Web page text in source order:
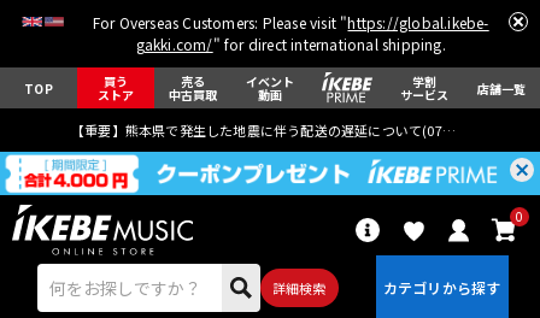
For Overseas Customers: Please visit "https://global.ikebe-
gakki.com/" for direct international shipping.
TOP 買う
ストア
売る
中古買取
イベント
動画
学割
サービス 店舗一覧
【重要】熊本県で発生した地震に伴う配送の遅延について(07月29日
詳細検索
0